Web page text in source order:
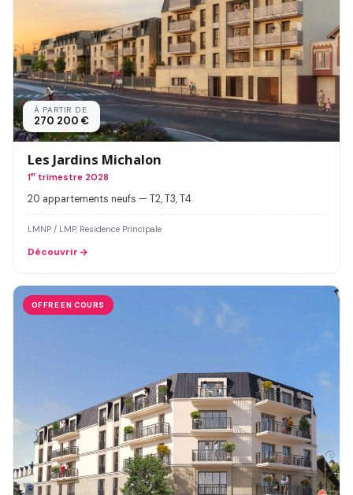
À PARTIR DE
270 200 €
Les Jardins Michalon
1ertrimestre 2028
20 appartements neufs — T2, T3, T4
LMNP / LMP, Residence Principale
Découvrir
OFFRE EN COURS